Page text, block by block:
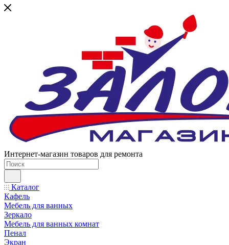
Интернет-магазин товаров для ремонта
Каталог
Кафель
Мебель для ванных
Зеркало
Мебель для ванных комнат
Пенал
Экран